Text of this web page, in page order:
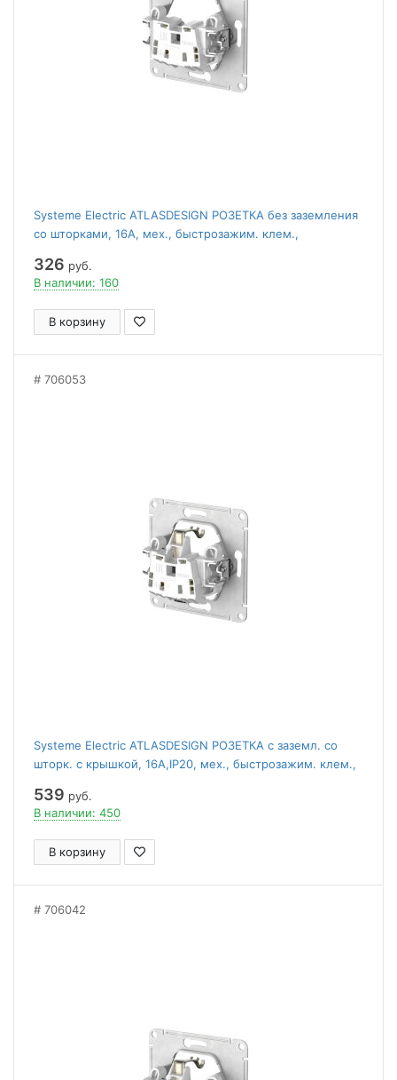
Systeme Electric ATLASDESIGN РОЗЕТКА без заземления
со шторками, 16А, мех., быстрозажим. клем.,
326 руб.
В наличии: 160
В корзину
706053
Systeme Electric ATLASDESIGN РОЗЕТКА с заземл. со
шторк. с крышкой, 16А,IP20, мех., быстрозажим. клем.,
539 руб.
В наличии: 450
В корзину
706042